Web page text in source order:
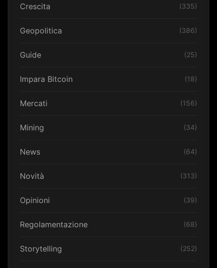
Crescita (335)
Geopolitica (386)
Guide (25)
Impara Bitcoin (18)
Mercati (156)
Mining (34)
News (64)
Novità (313)
Opinioni (39)
Regolamentazione (68)
Storytelling (252)